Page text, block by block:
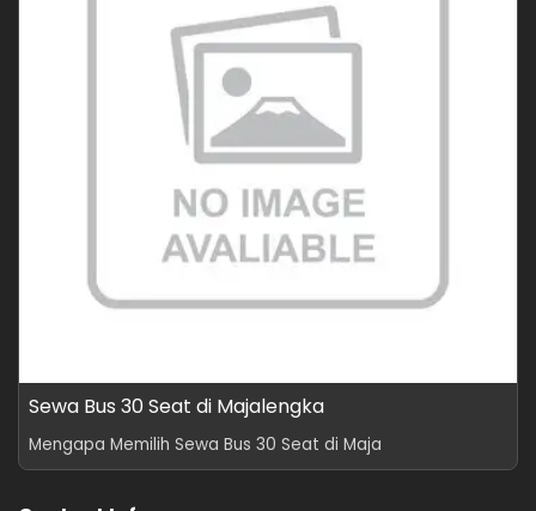
Sewa Bus 30 Seat di Majalengka
Mengapa Memilih Sewa Bus 30 Seat di Maja